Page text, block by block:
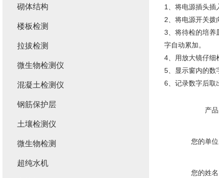
1、将电源插头插
2、将电源开关拨
3、将待检的培养
字自动累加。
4、用放大镜仔细
5、显示窗内的数
6、记录数字后取
产
您的单
您的姓
砌体结构
楼板检测
拉拔检测
微生物检测仪
混凝土检测仪
钢筋保护层
土壤检测仪
微生物检测
超纯水机